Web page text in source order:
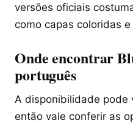
versões oficiais
como capas coloridas
Onde encontrar
português
A disponibilidade pode
então vale conferir as